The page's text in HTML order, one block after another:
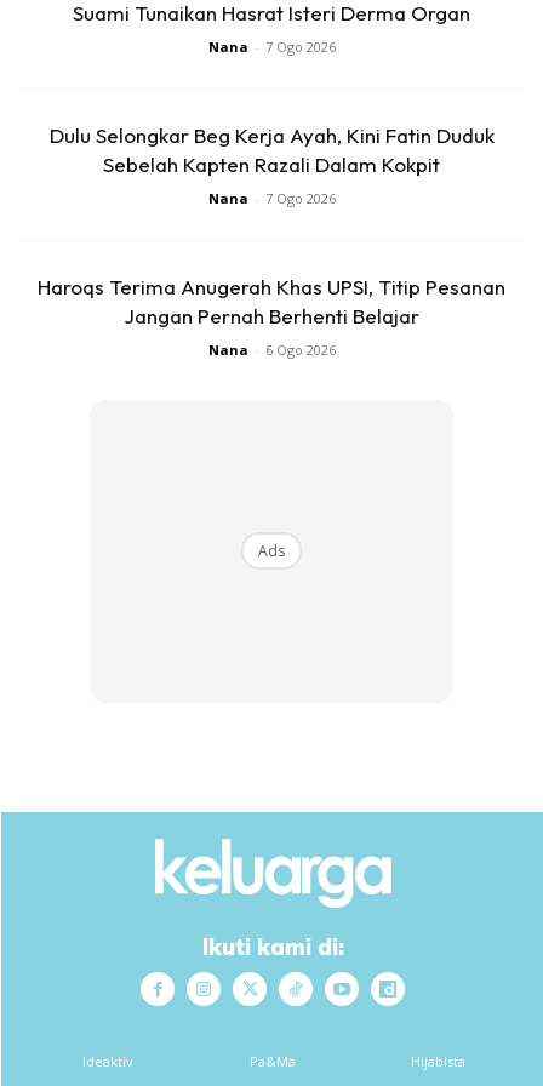
Ads
Suami Tunaikan Hasrat Isteri Derma Organ
Nana - 7 Ogo 2026
Dulu Selongkar Beg Kerja Ayah, Kini Fatin Duduk
Sebelah Kapten Razali Dalam Kokpit
Nana - 7 Ogo 2026
Haroqs Terima Anugerah Khas UPSI, Titip Pesanan
Jangan Pernah Berhenti Belajar
Nana - 6 Ogo 2026
Ads
Ikuti kami di:
Ideaktiv Pa&Ma Hijabista